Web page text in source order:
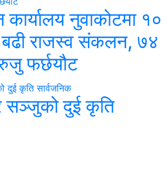
नुवाकोटमा १०
बढी राजस्व संकलन, ७४
फर्छयौट
सञ्जुको दुई कृति